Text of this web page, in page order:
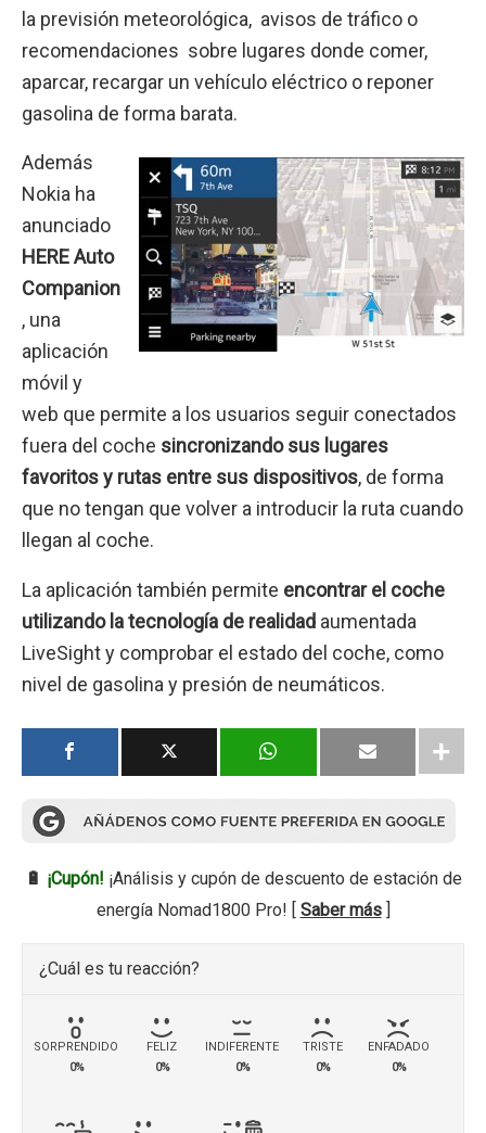
la previsión meteorológica, avisos de tráfico o
recomendaciones sobre lugares donde comer,
aparcar, recargar un vehículo eléctrico o reponer
gasolina de forma barata.
Además
Nokia ha
anunciado
HERE Auto
Companion
, una
aplicación
móvil y
web que permite a los usuarios seguir conectados
fuera del coche sincronizando sus lugares
favoritos y rutas entre sus dispositivos, de forma
que no tengan que volver a introducir la ruta cuando
llegan al coche.
La aplicación también permite encontrar el coche
utilizando la tecnología de realidad aumentada
LiveSight y comprobar el estado del coche, como
nivel de gasolina y presión de neumáticos.
🔋 ¡Cupón! ¡Análisis y cupón de descuento de estación de
energía Nomad1800 Pro! [ Saber más]
¿Cuál es tu reacción?
SORPRENDIDO
0%
FELIZ
0%
INDIFERENTE
0%
TRISTE
0%
ENFADADO
0%